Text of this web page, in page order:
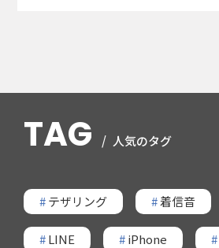
TAG 人気のタグ
#テザリング #着信音
#LINE #iPhone #